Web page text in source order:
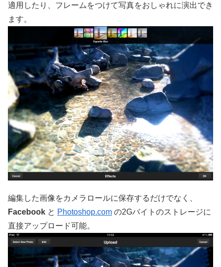
適用したり、フレームをつけて写真をおしゃれに演出でき
ます。
編集した画像をカメラロールに保存するだけでなく、
Facebook と Photoshop.com の2Gバイトのストレージに
直接アップロード可能。